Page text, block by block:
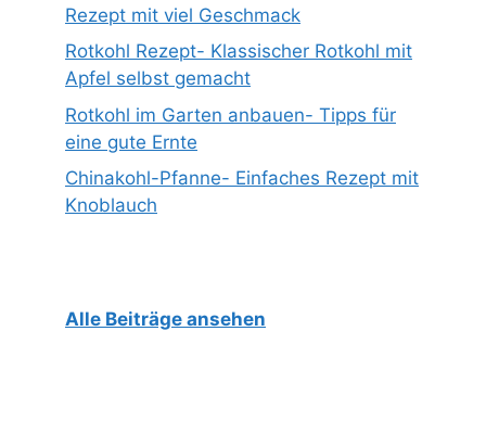
Rezept mit viel Geschmack
Rotkohl Rezept- Klassischer Rotkohl mit
Apfel selbst gemacht
Rotkohl im Garten anbauen- Tipps für
eine gute Ernte
Chinakohl-Pfanne- Einfaches Rezept mit
Knoblauch
Alle Beiträge ansehen